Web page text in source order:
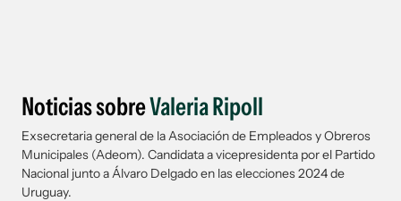
Noticias sobreValeria Ripoll
Exsecretaria general de la Asociación de Empleados y Obreros
Municipales (Adeom). Candidata a vicepresidenta por el Partido
Nacional junto a Álvaro Delgado en las elecciones 2024 de
Uruguay.